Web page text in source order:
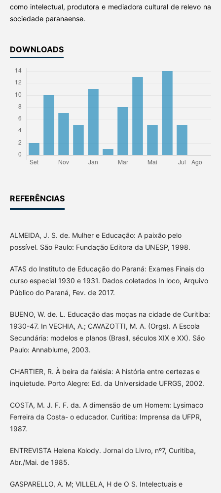
como intelectual, produtora e mediadora cultural de relevo na
sociedade paranaense.
DOWNLOADS
REFERÊNCIAS
ALMEIDA, J. S. de. Mulher e Educação: A paixão pelo
possível. São Paulo: Fundação Editora da UNESP, 1998.
ATAS do Instituto de Educação do Paraná: Exames Finais do
curso especial 1930 e 1931. Dados coletados In loco, Arquivo
Público do Paraná, Fev. de 2017.
BUENO, W. de. L. Educação das moças na cidade de Curitiba:
1930-47. In VECHIA, A.; CAVAZOTTI, M. A. (Orgs). A Escola
Secundária: modelos e planos (Brasil, séculos XIX e XX). São
Paulo: Annablume, 2003.
CHARTIER, R. À beira da falésia: A história entre certezas e
inquietude. Porto Alegre: Ed. da Universidade UFRGS, 2002.
COSTA, M. J. F. F. da. A dimensão de um Homem: Lysimaco
Ferreira da Costa- o educador. Curitiba: Imprensa da UFPR,
1987.
ENTREVISTA Helena Kolody. Jornal do Livro, nº7, Curitiba,
Abr./Mai. de 1985.
GASPARELLO, A. M; VILLELA, H de O S. Intelectuais e